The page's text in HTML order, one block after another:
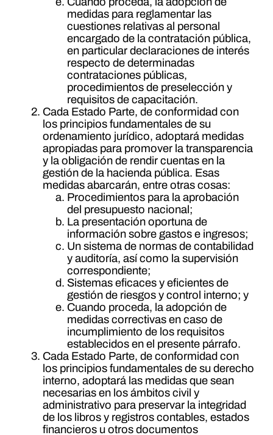
medidas para reglamentar las
cuestiones relativas al personal
encargado de la contratación pública,
en particular declaraciones de interés
respecto de determinadas
contrataciones públicas,
procedimientos de preselección y
requisitos de capacitación.
Cada Estado Parte, de conformidad con
los principios fundamentales de su
ordenamiento jurídico, adoptará medidas
apropiadas para promover la transparencia
y la obligación de rendir cuentas en la
gestión de la hacienda pública. Esas
medidas abarcarán, entre otras cosas:
Procedimientos para la aprobación
del presupuesto nacional;
La presentación oportuna de
información sobre gastos e ingresos;
Un sistema de normas de contabilidad
y auditoría, así como la supervisión
correspondiente;
Sistemas eficaces y eficientes de
gestión de riesgos y control interno; y
Cuando proceda, la adopción de
medidas correctivas en caso de
incumplimiento de los requisitos
establecidos en el presente párrafo.
Cada Estado Parte, de conformidad con
los principios fundamentales de su derecho
interno, adoptará las medidas que sean
necesarias en los ámbitos civil y
administrativo para preservar la integridad
de los libros y registros contables, estados
financieros u otros documentos